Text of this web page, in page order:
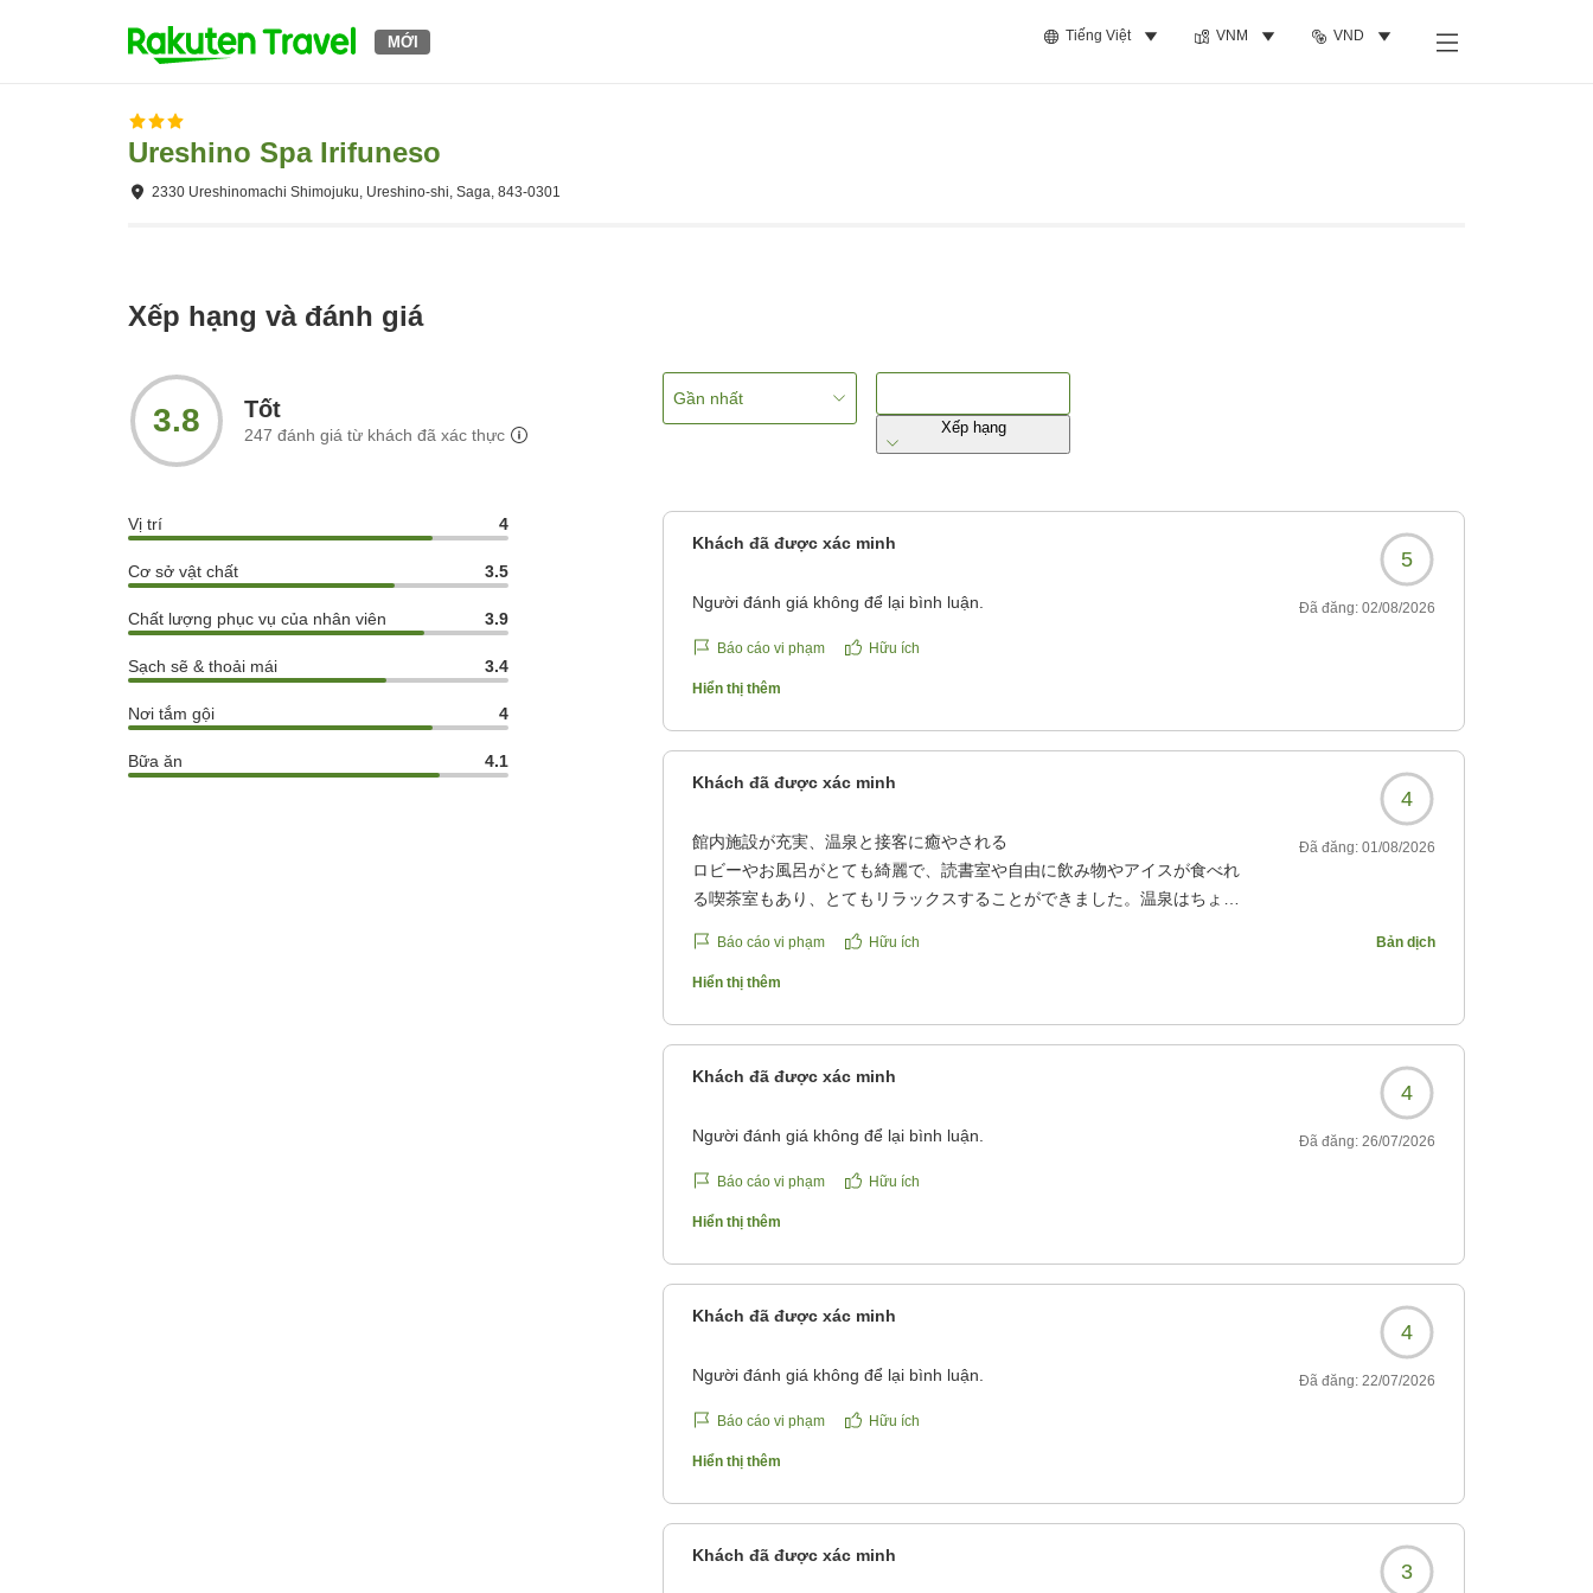
MỚI Tiếng Việt VNM VND
Ureshino Spa Irifuneso
2330 Ureshinomachi Shimojuku, Ureshino-shi, Saga, 843-0301
Xếp hạng và đánh giá
3.8 Tốt
247 đánh giá từ khách đã xác thực
Vị trí 4
Cơ sở vật chất 3.5
Chất lượng phục vụ của nhân viên 3.9
Sạch sẽ & thoải mái 3.4
Nơi tắm gội 4
Bữa ăn 4.1
Gần nhất
Xếp hạng
Khách đã được xác minh
5
Người đánh giá không để lại bình luận. Đã đăng: 02/08/2026
Báo cáo vi phạm Hữu ích
Hiển thị thêm
Khách đã được xác minh
4
館内施設が充実、温泉と接客に癒やされる
ロビーやお風呂がとても綺麗で、読書室や自由に飲み物やアイスが食べれ
る喫茶室もあり、とてもリラックスすることができました。温泉はちょう
宿の方がみなさん優しくていい方たちでした。
クチコミの詳細はこちらから
reviewId=33123478293289
Đã đăng: 01/08/2026
Báo cáo vi phạm Hữu ích Bản dịch
Hiển thị thêm
Khách đã được xác minh
4
Người đánh giá không để lại bình luận. Đã đăng: 26/07/2026
Báo cáo vi phạm Hữu ích
Hiển thị thêm
Khách đã được xác minh
4
Người đánh giá không để lại bình luận. Đã đăng: 22/07/2026
Báo cáo vi phạm Hữu ích
Hiển thị thêm
Khách đã được xác minh
3